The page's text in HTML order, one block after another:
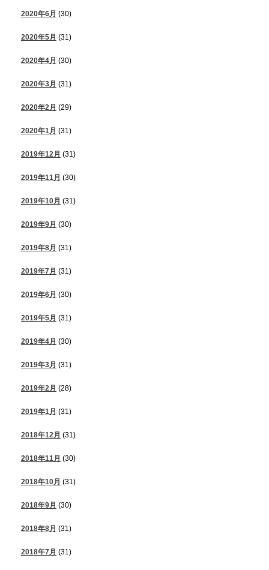
2020年6月 (30)
2020年5月 (31)
2020年4月 (30)
2020年3月 (31)
2020年2月 (29)
2020年1月 (31)
2019年12月 (31)
2019年11月 (30)
2019年10月 (31)
2019年9月 (30)
2019年8月 (31)
2019年7月 (31)
2019年6月 (30)
2019年5月 (31)
2019年4月 (30)
2019年3月 (31)
2019年2月 (28)
2019年1月 (31)
2018年12月 (31)
2018年11月 (30)
2018年10月 (31)
2018年9月 (30)
2018年8月 (31)
2018年7月 (31)